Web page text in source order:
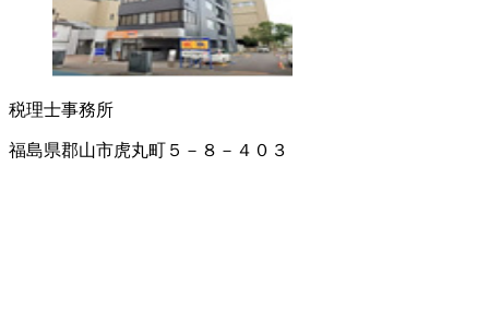
税理士事務所
福島県郡山市虎丸町５－８－４０３